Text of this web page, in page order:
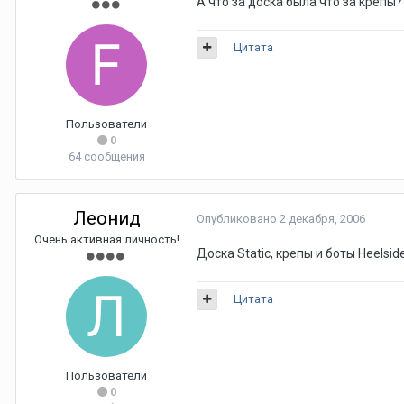
Пользователи
0
64 сообщения
Цитата
Леонид
Очень активная личность!
Пользователи
0
Опубликовано 2 декабря, 2006
Доска Static, крепы и боты
Цитата